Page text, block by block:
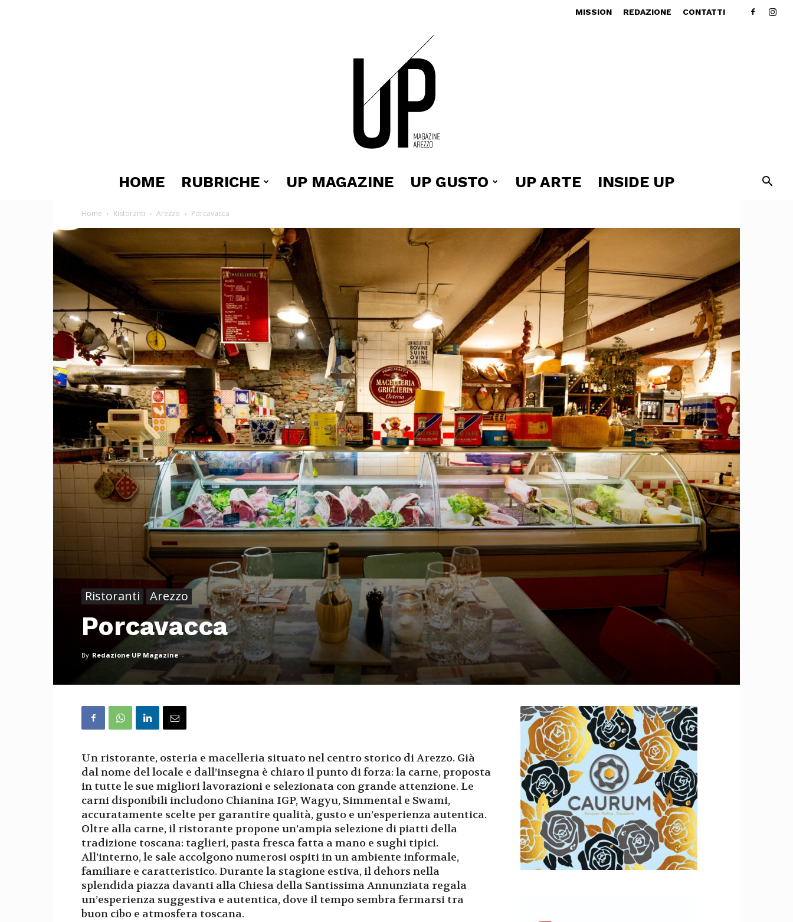
MISSION REDAZIONE CONTATTI
Magazine
HOME RUBRICHE UP MAGAZINE UP GUSTO UP ARTE INSIDE UP
Home Ristoranti Arezzo Porcavacca
Ristoranti Arezzo
Porcavacca
By Redazione UP Magazine -
Un ristorante, osteria e macelleria situato nel centro storico di Arezzo. Già
dal nome del locale e dall’insegna è chiaro il punto di forza: la carne, proposta
in tutte le sue migliori lavorazioni e selezionata con grande attenzione. Le
carni disponibili includono Chianina IGP, Wagyu, Simmental e Swami,
accuratamente scelte per garantire qualità, gusto e un’esperienza autentica.
Oltre alla carne, il ristorante propone un’ampia selezione di piatti della
tradizione toscana: taglieri, pasta fresca fatta a mano e sughi tipici.
All’interno, le sale accolgono numerosi ospiti in un ambiente informale,
familiare e caratteristico. Durante la stagione estiva, il dehors nella
splendida piazza davanti alla Chiesa della Santissima Annunziata regala
un’esperienza suggestiva e autentica, dove il tempo sembra fermarsi tra
buon cibo e atmosfera toscana.